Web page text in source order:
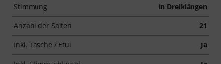
Stimmung in Dreiklängen
Anzahl der Saiten 21
Inkl. Tasche / Etui Ja